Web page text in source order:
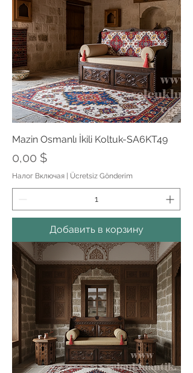
Mazin Osmanlı İkili Koltuk-SA6KT49
Цена
0,00 $
Налог Включая | Ücretsiz Gönderim
Добавить в корзину